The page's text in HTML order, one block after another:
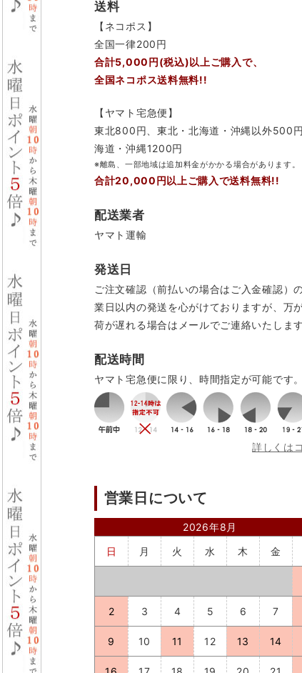
送料
【ネコポス】
全国一律200円
合計5,000円(税込)以上ご購入で、
全国ネコポス送料無料!!
【ヤマト宅急便】
東北800円、東北・北海道・沖縄以外500
海道・沖縄1200円
※離島、一部地域は追加料金がかかる場合があります。
合計20,000円以上ご購入で送料無料!!
配送業者
ヤマト運輸
発送日
ご注文確認（前払いの場合はご入金確認）
業日以内の発送を心がけておりますが、万
荷が遅れる場合はメールでご連絡いたします
配送時間
ヤマト宅急便に限り、時間指定が可能です。
詳しくは
営業日について
2026年8月
日
月 火 水 木 金
2 3 4 5 6 7
9 10 11 12 13 14